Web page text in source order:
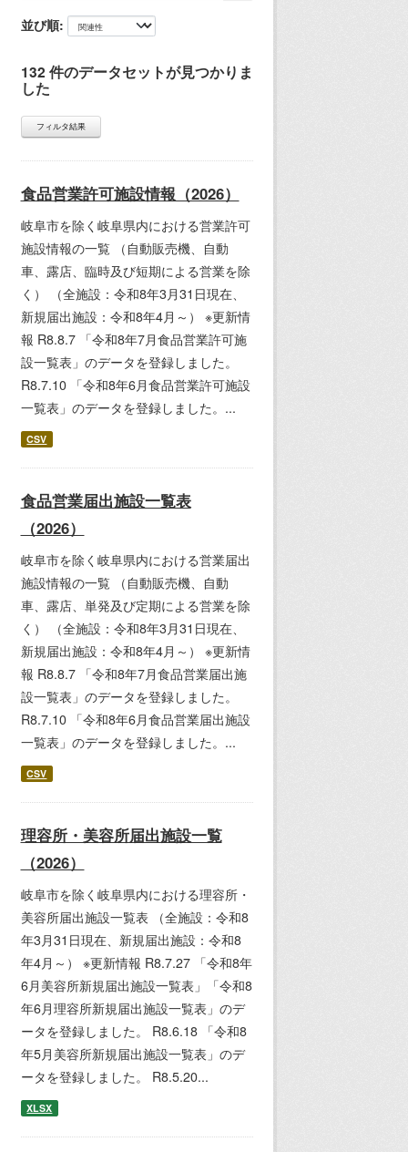
並び順
132 件のデータセットが見つかりま
した
フィルタ結果
食品営業許可施設情報（2026）
岐阜市を除く岐阜県内における営業許可
施設情報の一覧 （自動販売機、自動
車、露店、臨時及び短期による営業を除
く） （全施設：令和8年3月31日現在、
新規届出施設：令和8年4月～） ※更新情
報 R8.8.7 「令和8年7月食品営業許可施
設一覧表」のデータを登録しました。
R8.7.10 「令和8年6月食品営業許可施設
一覧表」のデータを登録しました。...
CSV
食品営業届出施設一覧表
（2026）
岐阜市を除く岐阜県内における営業届出
施設情報の一覧 （自動販売機、自動
車、露店、単発及び定期による営業を除
く） （全施設：令和8年3月31日現在、
新規届出施設：令和8年4月～） ※更新情
報 R8.8.7 「令和8年7月食品営業届出施
設一覧表」のデータを登録しました。
R8.7.10 「令和8年6月食品営業届出施設
一覧表」のデータを登録しました。...
CSV
理容所・美容所届出施設一覧
（2026）
岐阜市を除く岐阜県内における理容所・
美容所届出施設一覧表 （全施設：令和8
年3月31日現在、新規届出施設：令和8
年4月～） ※更新情報 R8.7.27 「令和8年
6月美容所新規届出施設一覧表」「令和8
年6月理容所新規届出施設一覧表」のデ
ータを登録しました。 R8.6.18 「令和8
年5月美容所新規届出施設一覧表」のデ
ータを登録しました。 R8.5.20...
XLSX